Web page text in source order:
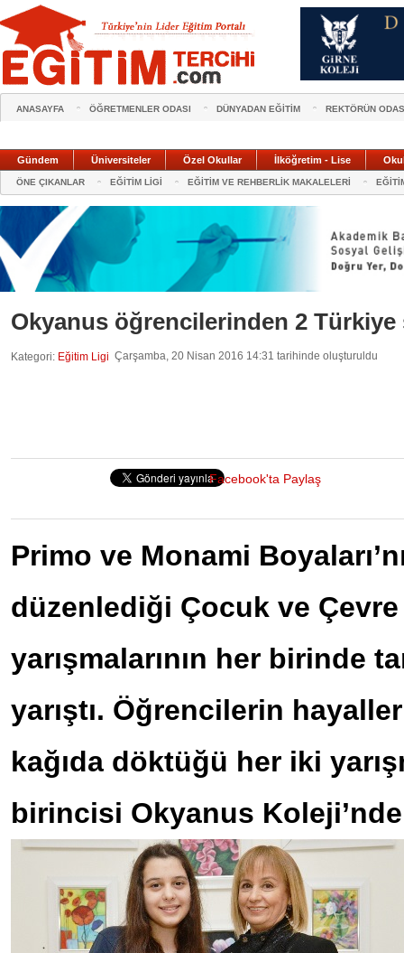
ANASAYFA ÖĞRETMENLER ODASI DÜNYADAN EĞİTİM REKTÖRÜN
Gündem Üniversiteler Özel Okullar İlköğretim - Lise
ÖNE ÇIKANLAR EĞİTİM LİGİ EĞİTİM VE REHBERLİK MAKALELERİ
Okyanus öğrencilerinden 2
Kategori: Eğitim Ligi Çarşamba, 20 Nisan 2016 14:31 tarihinde oluşturuldu
Facebook'ta Paylaş
Primo ve Monami
düzenlediği Çocuk ve
yarışmalarının her birinde
yarıştı. Öğrencilerin
kağıda döktüğü her iki
birincisi Okyanus